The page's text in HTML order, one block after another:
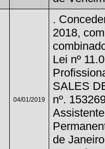
04/01/2019
.
2018,
Lei nº
SALES
nº.
de